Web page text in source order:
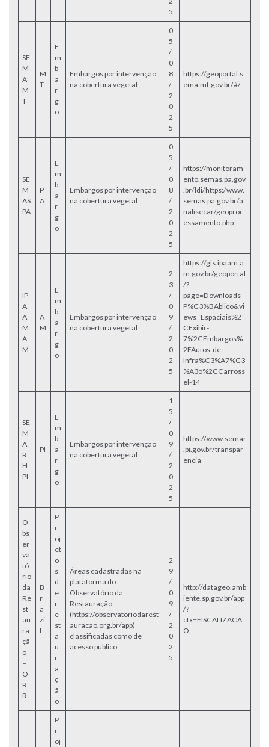
5
SE
M
A
M
T
M
T
E
m
b
a
r
g
o
Embargos por intervenção
na cobertura vegetal
0
5
/
0
8
/
2
0
2
5
https://geoportal.s
ema.mt.gov.br/#/
SE
M
AS
PA
P
A
E
m
b
a
r
g
o
Embargos por intervenção
na cobertura vegetal
0
5
/
0
8
/
2
0
2
5
https://monitoram
ento.semas.pa.gov
.br/ldi/https:/www.
semas.pa.gov.br/a
nalisecar/geoproc
essamento.php
IP
A
A
M
A
M
A
M
E
m
b
a
r
g
o
Embargos por intervenção
na cobertura vegetal
2
3
/
0
9
/
2
0
2
5
https://gis.ipaam.a
m.gov.br/geoportal
/?
page=Downloads-
P%C3%BAblico&vi
ews=Espaciais%2
CExibir-
7%2CEmbargos%
2FAutos-de-
Infra%C3%A7%C3
%A3o%2CCarross
el-14
SE
M
A
R
H
PI
PI
E
m
b
a
r
g
o
Embargos por intervenção
na cobertura vegetal
1
5
/
0
9
/
2
0
2
5
https://www.semar
.pi.gov.br/transpar
encia
O
bs
er
va
tó
rio
da
Re
st
au
ra
çã
o
–
O
R
R
B
r
a
zi
l
P
r
oj
et
o
s
d
e
r
e
st
a
u
r
a
ç
ã
o
Áreas cadastradas na
plataforma do
Observatório da
Restauração
(https://observatoriodarest
auracao.org.br/app)
classificadas como de
acesso público
2
9
/
0
9
/
2
0
2
5
http://datageo.amb
iente.sp.gov.br/app
/?
ctx=FISCALIZACA
O
P
r
oj